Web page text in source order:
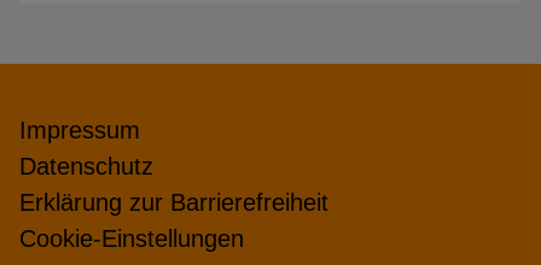
Impressum
Datenschutz
Erklärung zur Barrierefreiheit
Cookie-Einstellungen